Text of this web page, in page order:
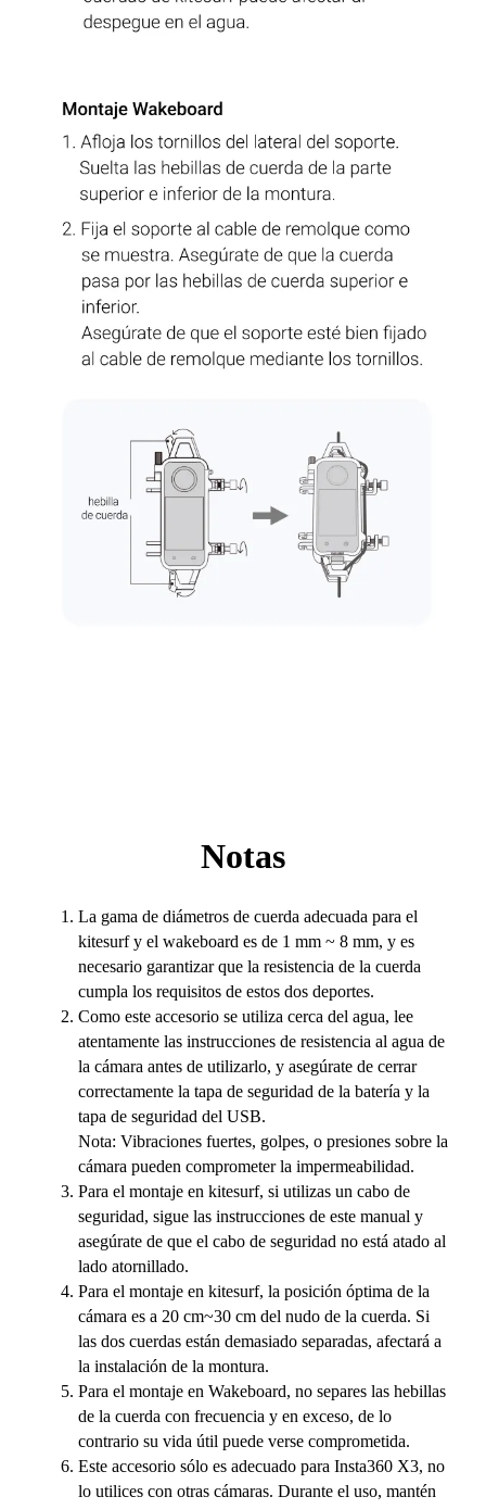
Notas
La gama de diámetros de cuerda adecuada para el
kitesurf y el wakeboard es de 1 mm ~ 8 mm, y es
necesario garantizar que la resistencia de la cuerda
cumpla los requisitos de estos dos deportes.
Como este accesorio se utiliza cerca del agua, lee
atentamente las instrucciones de resistencia al agua de
la cámara antes de utilizarlo, y asegúrate de cerrar
correctamente la tapa de seguridad de la batería y la
tapa de seguridad del USB.
Nota: Vibraciones fuertes, golpes, o presiones sobre la
cámara pueden comprometer la impermeabilidad.
Para el montaje en kitesurf, si utilizas un cabo de
seguridad, sigue las instrucciones de este manual y
asegúrate de que el cabo de seguridad no está atado al
lado atornillado.
Para el montaje en kitesurf, la posición óptima de la
cámara es a 20 cm~30 cm del nudo de la cuerda. Si
las dos cuerdas están demasiado separadas, afectará a
la instalación de la montura.
Para el montaje en Wakeboard, no separes las hebillas
de la cuerda con frecuencia y en exceso, de lo
contrario su vida útil puede verse comprometida.
Este accesorio sólo es adecuado para Insta360 X3, no
lo utilices con otras cámaras. Durante el uso, mantén